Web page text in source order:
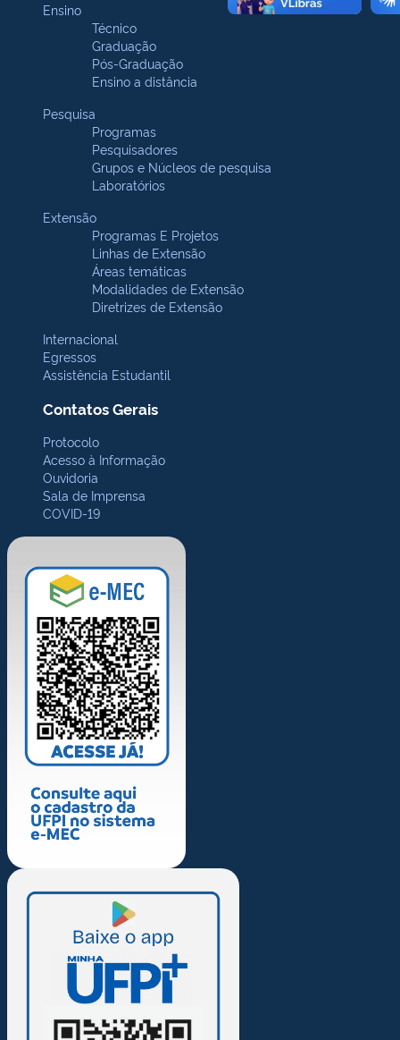
Ensino
Técnico
Graduação
Pós-Graduação
Ensino a distância
Pesquisa
Programas
Pesquisadores
Grupos e Núcleos de pesquisa
Laboratórios
Extensão
Programas E Projetos
Linhas de Extensão
Áreas temáticas
Modalidades de Extensão
Diretrizes de Extensão
Internacional
Egressos
Assistência Estudantil
Contatos Gerais
Protocolo
Acesso à Informação
Ouvidoria
Sala de Imprensa
COVID-19